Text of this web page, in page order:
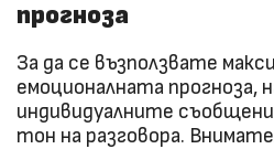
прогноза
За да се възползвате
емоционалната прогноза,
индивидуалните
тон на разговора.